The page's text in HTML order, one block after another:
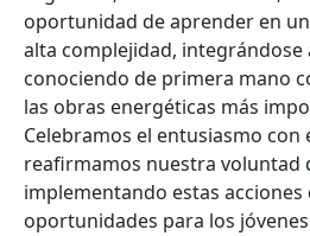
oportunidad de aprender en
alta complejidad, integrándose
conociendo de primera mano
las obras energéticas más
Celebramos el entusiasmo
reafirmamos nuestra voluntad
implementando estas
oportunidades para los